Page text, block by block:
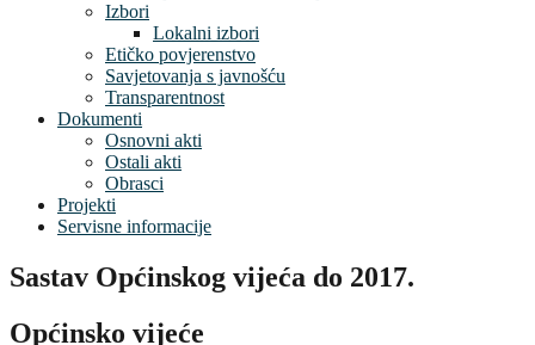
Izbori
Lokalni izbori
Etičko povjerenstvo
Savjetovanja s javnošću
Transparentnost
Dokumenti
Osnovni akti
Ostali akti
Obrasci
Projekti
Servisne informacije
Sastav Općinskog vijeća do 2017.
Općinsko vijeće